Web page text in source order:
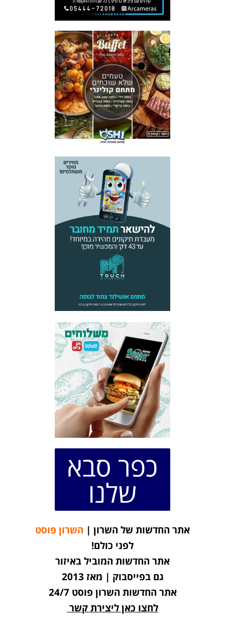
כפר סבא
שלנו
אתר החדשות של השרון | השרון פוסט
לפני כולם!
אתר החדשות המוביל באיזור
גם בפייסבוק | מאז 2013
אתר החדשות השרון פוסט 24/7
לחצו כאן ליצירת קשר